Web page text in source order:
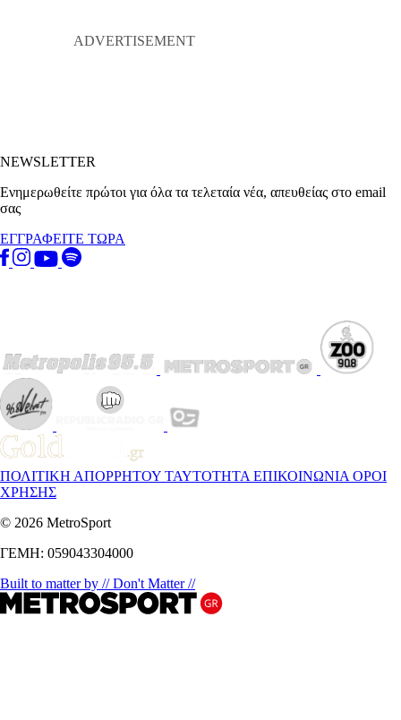
NEWSLETTER
Ενημερωθείτε πρώτοι για όλα τα τελεταία νέα, απευθείας στο email
σας
ΕΓΓΡΑΦΕΙΤΕ ΤΩΡΑ
ΠΟΛΙΤΙΚΗ ΑΠΟΡΡΗΤΟΥ ΤΑΥΤΟΤΗΤΑ ΕΠΙΚΟΙΝΩΝΙΑ ΟΡΟΙ
ΧΡΗΣΗΣ
© 2026 MetroSport
ΓΕΜΗ: 059043304000
Built to matter by // Don't Matter //